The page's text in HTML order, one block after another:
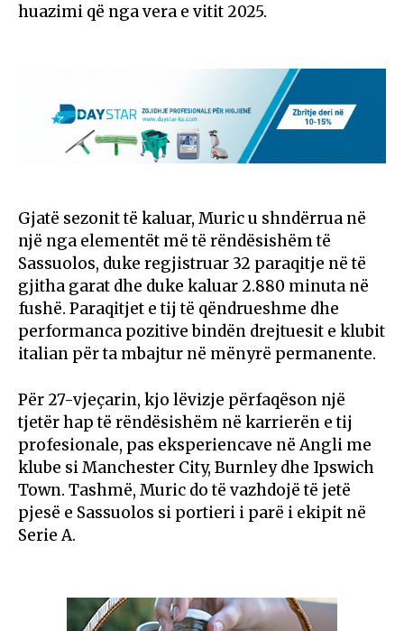
huazimi që nga vera e vitit 2025.
Gjatë sezonit të kaluar, Muric u shndërrua në
një nga elementët më të rëndësishëm të
Sassuolos, duke regjistruar 32 paraqitje në të
gjitha garat dhe duke kaluar 2.880 minuta në
fushë. Paraqitjet e tij të qëndrueshme dhe
performanca pozitive bindën drejtuesit e klubit
italian për ta mbajtur në mënyrë permanente.
Për 27-vjeçarin, kjo lëvizje përfaqëson një
tjetër hap të rëndësishëm në karrierën e tij
profesionale, pas eksperiencave në Angli me
klube si Manchester City, Burnley dhe Ipswich
Town. Tashmë, Muric do të vazhdojë të jetë
pjesë e Sassuolos si portieri i parë i ekipit në
Serie A.